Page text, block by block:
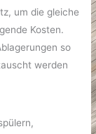
um die gleiche
Kosten.
so
werden